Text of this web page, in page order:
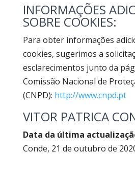
INFORMAÇÕES
SOBRE COOKIES:
Para obter informações
cookies, sugerimos a
esclarecimentos junto da
Comissão Nacional de
(CNPD): http://www.cnpd.pt
VITOR PATRICA
Data da última
Conde, 21 de outubro de